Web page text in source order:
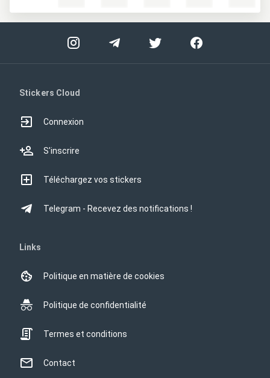
Stickers Cloud
Connexion
S'inscrire
Téléchargez vos stickers
Telegram - Recevez des notifications !
Links
Politique en matière de cookies
Politique de confidentialité
Termes et conditions
Contact